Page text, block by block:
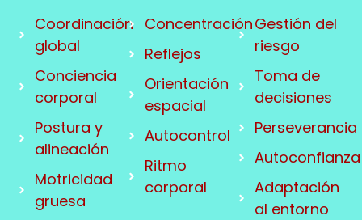
Coordinación
global
Conciencia
corporal
Postura y
alineación
Motricidad
gruesa
Concentración
Reflejos
Orientación
espacial
Autocontrol
Ritmo
corporal
Gestión del
riesgo
Toma de
decisiones
Perseverancia
Autoconfianza
Adaptación
al entorno